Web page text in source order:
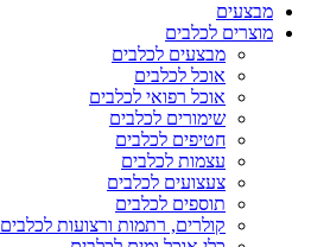
מבצעים
מוצרים לכלבים
מבצעים לכלבים
אוכל לכלבים
אוכל רפואי לכלבים
שימורים לכלבים
חטיפים לכלבים
עצמות לכלבים
צעצועים לכלבים
תוספים לכלבים
קולרים, רתמות ורצועות לכלבים